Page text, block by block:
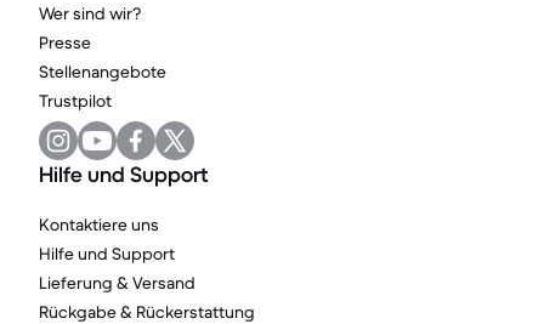
Wer sind wir?
Presse
Stellenangebote
Trustpilot
Hilfe und Support
Kontaktiere uns
Hilfe und Support
Lieferung & Versand
Rückgabe & Rückerstattung